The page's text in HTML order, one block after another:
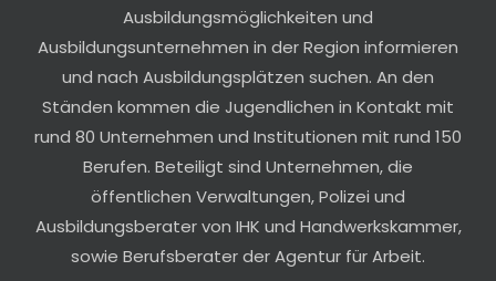
Ausbildungsmöglichkeiten und
Ausbildungsunternehmen in der Region informieren
und nach Ausbildungsplätzen suchen. An den
Ständen kommen die Jugendlichen in Kontakt mit
rund 80 Unternehmen und Institutionen mit rund 150
Berufen. Beteiligt sind Unternehmen, die
öffentlichen Verwaltungen, Polizei und
Ausbildungsberater von IHK und Handwerkskammer,
sowie Berufsberater der Agentur für Arbeit.